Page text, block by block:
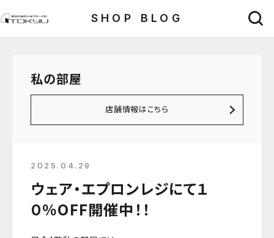
SHOP BLOG
私の部屋
店舗情報はこちら
2025.04.29
ウェア・エプロンレジにて１
０％OFF開催中！！